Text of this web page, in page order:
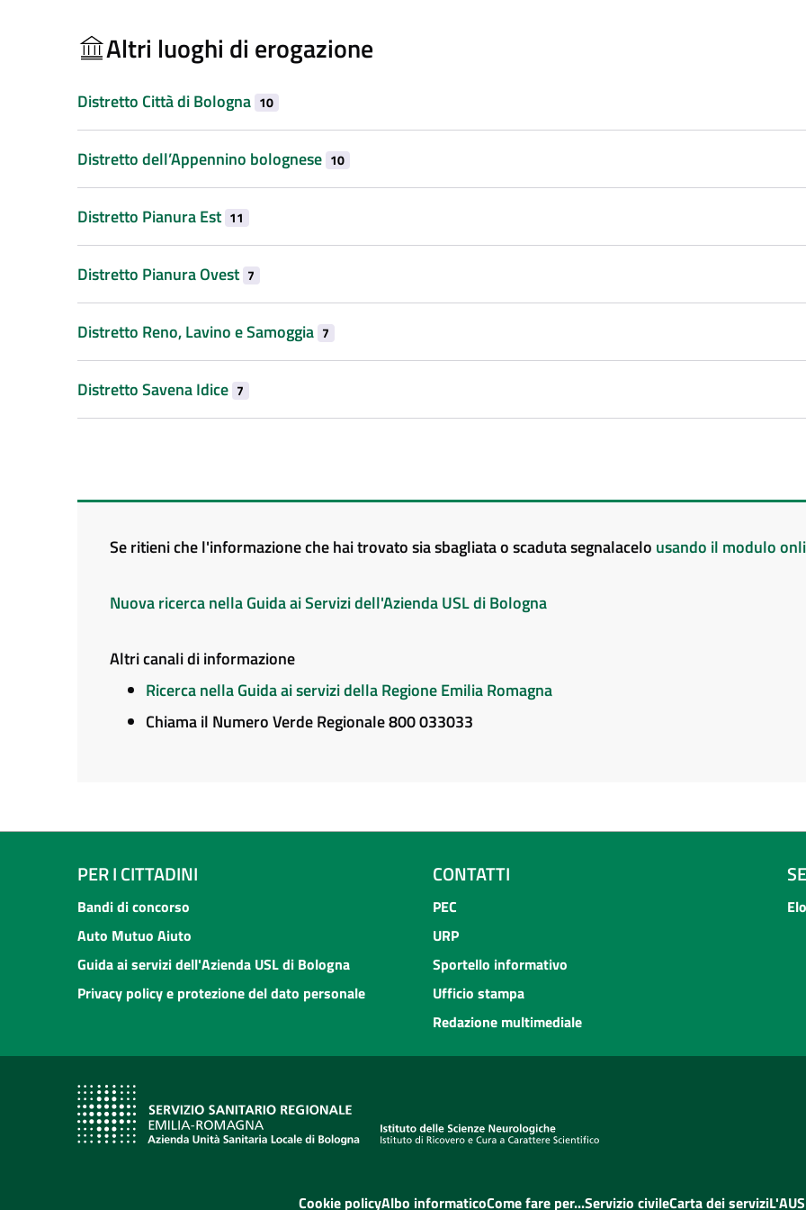
Altri luoghi di erogazione
Distretto Città di Bologna 10
Distretto dell’Appennino bolognese 10
Distretto Pianura Est 11
Distretto Pianura Ovest 7
Distretto Reno, Lavino e Samoggia 7
Distretto Savena Idice 7
Se ritieni che l'informazione che hai trovato sia sbagliata o scaduta segnalacelo usando il modulo
Nuova ricerca nella Guida ai Servizi dell'Azienda USL di Bologna
Altri canali di informazione
Ricerca nella Guida ai servizi della Regione Emilia Romagna
Chiama il Numero Verde Regionale 800 033033
PER I CITTADINI
Bandi di concorso
Auto Mutuo Aiuto
Guida ai servizi dell'Azienda USL di Bologna
Privacy policy e protezione del dato personale
CONTATTI
PEC
URP
Sportello informativo
Ufficio stampa
Redazione multimediale
Cookie policyAlbo informaticoCome fare per...Servizio civileCarta dei servizi